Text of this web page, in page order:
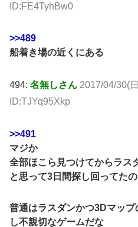
ID:FE4TyhBw0
>>489
船着き場の近くにある
494: 名無しさん 2017/04/30(
ID:TJYq95Xkp
>>491
マジか
全部ほこら見つけてからラス
と思って3日間探し回ってたの
普通はラスダンかつ3Dマッ
し不親切なゲームだな